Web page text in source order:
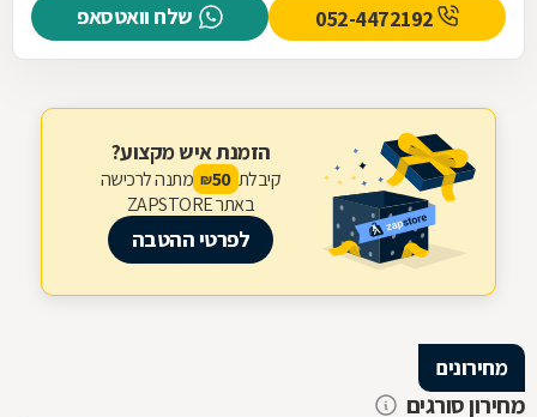
שלח וואטסאפ
הזמנת איש מקצוע?
קיבלת 50
₪ מתנה לרכישה
באתר ZAPSTORE
לפרטי ההטבה
מחירונים
מחירון סורגים